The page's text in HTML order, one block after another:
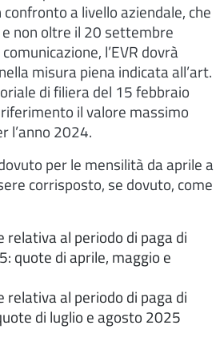
a livello aziendale, che
non oltre il 20 settembre
l’EVR dovrà
misura piena indicata all’art.
di filiera del 15 febbraio
il valore massimo
l’anno 2024.
per le mensilità da aprile a
corrisposto, se dovuto, come
al periodo di paga di
quote di aprile, maggio e
al periodo di paga di
di luglio e agosto 2025